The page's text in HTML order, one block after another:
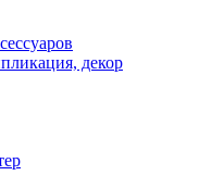
декор